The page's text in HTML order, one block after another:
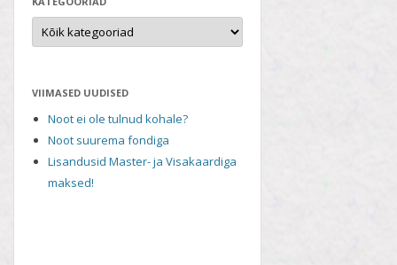
VIIMASED UUDISED
Noot ei ole tulnud kohale?
Noot suurema fondiga
Lisandusid Master- ja Visakaardiga
maksed!